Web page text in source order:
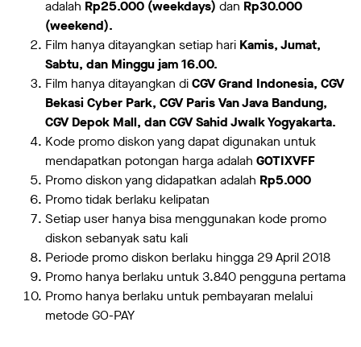
adalah Rp25.000 (weekdays) dan Rp30.000
(weekend).
Film hanya ditayangkan setiap hari Kamis, Jumat,
Sabtu, dan Minggu jam 16.00.
Film hanya ditayangkan diCGV Grand Indonesia, CGV
Bekasi Cyber Park, CGV Paris Van Java Bandung,
CGV Depok Mall, dan CGV Sahid Jwalk Yogyakarta.
Kode promo diskon yang dapat digunakan untuk
mendapatkan potongan harga adalah GOTIXVFF
Promo diskon yang didapatkan adalah Rp5.000
Promo tidak berlaku kelipatan
Setiap user hanya bisa menggunakan kode promo
diskon sebanyak satu kali
Periode promo diskon berlaku hingga 29 April 2018
Promo hanya berlaku untuk 3.840 pengguna pertama
Promo hanya berlaku untuk pembayaran melalui
metode GO-PAY